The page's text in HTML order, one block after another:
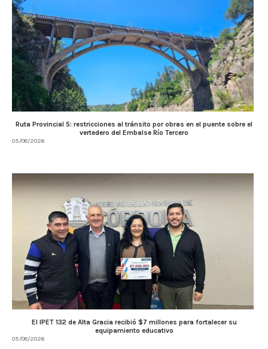
Ruta Provincial 5: restricciones al tránsito por obras en el puente sobre el
vertedero del Embalse Río Tercero
05/08/2026
El IPET 132 de Alta Gracia recibió $7 millones para fortalecer su
equipamiento educativo
05/08/2026